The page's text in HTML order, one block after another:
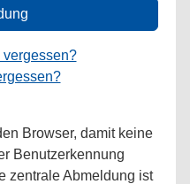
vergessen?
Browser, damit keine
Benutzerkennung
zentrale Abmeldung ist